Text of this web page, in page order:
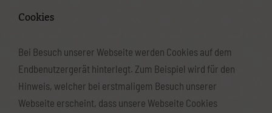
Cookies
Bei Besuch unserer Webseite werden Cookies auf dem
Endbenutzergerät hinterlegt. Zum Beispiel wird für den
Hinweis, welcher bei erstmaligem Besuch unserer
Webseite erscheint, dass unsere Webseite Cookies